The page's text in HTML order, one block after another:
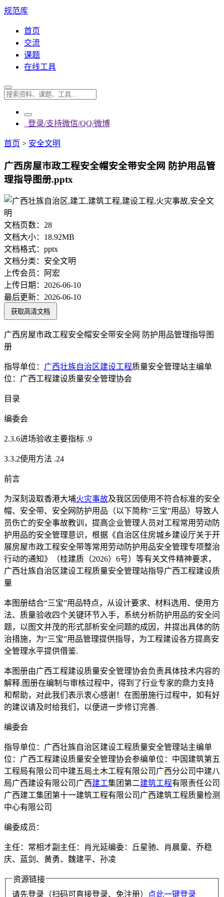
规范库
首页
交流
课题
在线工具
登录/支持微信/QQ/微博
首页 > 安全文明
广西房屋市政工程安全帽安全带安全网 防护用品管
理指导图册.pptx
文档页数： 28
文档大小： 18.92MB
文档格式： pptx
文档分类： 安全文明
上传会员：
阿宏
上传日期： 2026-06-10
最后更新： 2026-06-10
获取高清文档
广西房屋市政工程安全帽安全带安全网 防护用品管理指导图
册
指导单位： 广西壮族自治区建设工程质量安全管理站主编单
位：广西工程建设质量安全管理协会
目录
编委会
2.3.6进场验收主要指标 .9
3.3.2使用方法 .24
前言
为深刻汲取香港大埔火灾事故及我区因使用不符合标准的安全
帽、安全带、安全网防护用品（以下简称“三宝”用品）导致人
员伤亡的安全事故教训，提高企业管理人员对工程常用劳动防
护用品的安全管理意识，根据《自治区住房城乡建设厅关于开
展房屋市政工程安全带等常用劳动防护用品安全管理专项整治
行动的通知》（桂建质（2026）6号）等有关文件精神要求，
广西壮族自治区建设工程质量安全管理站指导广西工程建设质
量
本图册结合“三宝”用品特点，从设计要求、材料选用、使用方
法、质量验收四个关键环节入手，系统分析防护用品的安全问
题，以图文并茂的形式部析安全问题的成因，并提出具体的防
治措施，为“三宝”用品管理提供指导，为工程建设各方提高安
全管理水平提供借鉴.
本图册由广西工程建设质量安全管理协会负责具体技术内容的
解释.图册在编制与审核过程中，得到了行业专家的鼎力支持
和帮助，对此我们表示衷心感谢！在图册施行过程中，如有好
的建议请及时给我们，以便进一步修订完善.
编委会
指导单位：广西壮族自治区建设工程质量安全管理站主编单
位：广西工程建设质量安全管理协会参编单位：中国建筑第五
工程局有限公司中建五局土木工程有限公司广西分公司中建八
局广西建设有限公司广西建工集团第二建筑工程有限责任公司
广西建工集团第十一建筑工程有限公司广西建筑工程质量检测
中心有限公司
编委成员：
主任：常相才副主任：肖光延编委：丘星驰、肖晨童、乔稳
庆、蓝剑、黄勇、魏建平、孙凌
资源链接
请先登录（扫码可直接登录、免注册）
点此一键登录